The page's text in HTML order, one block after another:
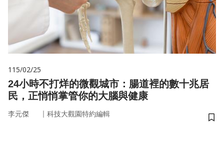
115/02/25
24小時不打烊的微觀城市：腸道裡的數十兆居
民，正悄悄掌管你的大腦與健康
李元傑 ｜ 科技大觀園特約編輯
儲